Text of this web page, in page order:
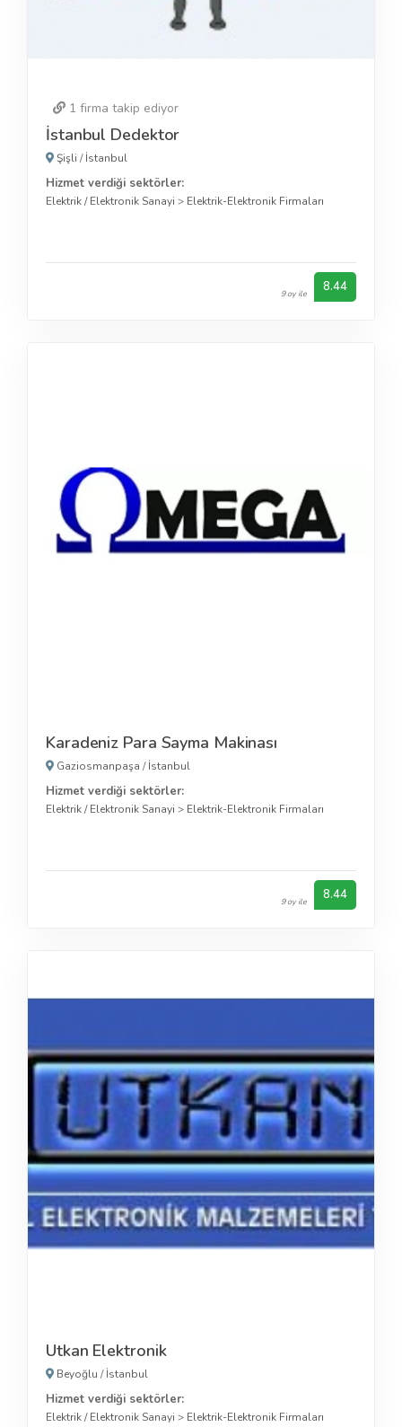
1 firma takip ediyor
İstanbul Dedektor
Şişli /İstanbul
Hizmet verdiği sektörler:
Elektrik / Elektronik Sanayi > Elektrik-Elektronik Firmaları
9 oy ile 8.44
Karadeniz Para Sayma Makinası
Gaziosmanpaşa /İstanbul
Hizmet verdiği sektörler:
Elektrik / Elektronik Sanayi > Elektrik-Elektronik Firmaları
9 oy ile 8.44
Utkan Elektronik
Beyoğlu /İstanbul
Hizmet verdiği sektörler:
Elektrik / Elektronik Sanayi > Elektrik-Elektronik Firmaları